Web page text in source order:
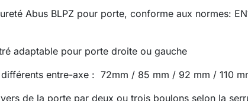
Abus BLPZ pour porte, conforme aux normes:
adaptable pour porte droite ou gauche
entre-axe : 72mm / 85 mm / 92 mm / 110
de la porte par deux ou trois boulons selon la